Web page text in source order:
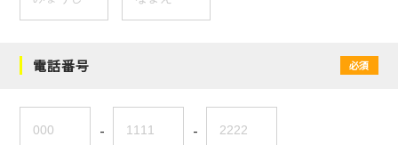
電話番号 必須
- -